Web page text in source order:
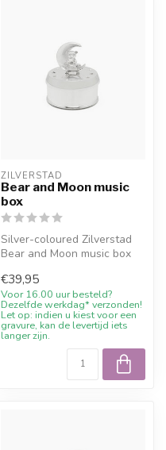
ZILVERSTAD
Bear and Moon music
box
Silver-coloured Zilverstad
Bear and Moon music box
€39,95
Voor 16.00 uur besteld?
Dezelfde werkdag* verzonden!
Let op: indien u kiest voor een
gravure, kan de levertijd iets
langer zijn.